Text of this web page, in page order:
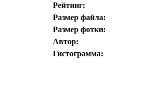
Рейтинг:
Размер файла:
Размер фотки:
Автор:
Гистограмма: